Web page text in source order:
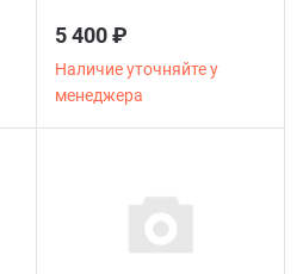
5 400 ₽
Наличие уточняйте у
менеджера